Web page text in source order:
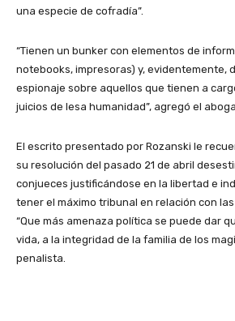
una especie de cofradía”.
“Tienen un bunker con elementos de
notebooks, impresoras) y, evidentemente,
espionaje sobre aquellos que tienen a
juicios de lesa humanidad”, agregó el
El escrito presentado por Rozanski le
su resolución del pasado 21 de abril
conjueces justificándose en la libertad e
tener el máximo tribunal en relación con
“Que más amenaza política se puede dar
vida, a la integridad de la familia de los
penalista.